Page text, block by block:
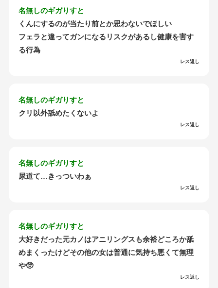
名無しのギガりすと
くんにするのが当たり前とか思わないでほしい
フェラと違ってガンになるリスクがあるし健康を害す
る行為
レス返し
名無しのギガりすと
クリ以外舐めたくないよ
レス返し
名無しのギガりすと
尿道て…きっついわぁ
レス返し
名無しのギガりすと
大好きだった元カノはアニリングスも余裕どころか舐
めまくったけどその他の女は普通に気持ち悪くて無理
や🥺
レス返し